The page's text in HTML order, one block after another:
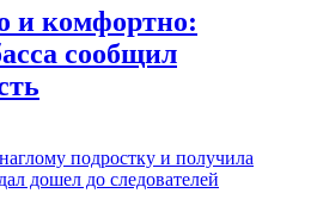
и комфортно:
сообщил